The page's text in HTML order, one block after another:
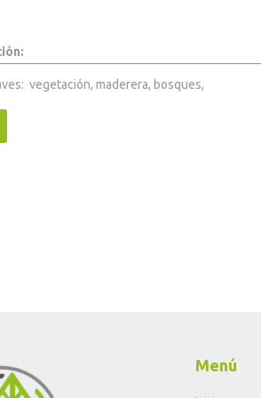
vegetación, maderera, bosques,
Menú